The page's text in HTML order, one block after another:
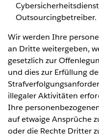
Outsourcingbetreiber.
Wir werden Ihre
an Dritte weitergeben,
gesetzlich zur
und dies zur Erfüllung
illegaler Aktivitäten
Ihre
auf etwaige Ansprüche
oder die Rechte Dritter